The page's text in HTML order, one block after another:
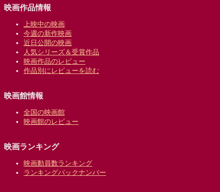
映画作品情報
上映中の映画
今週の新作映画
近日公開の映画
人気シリーズ＆受賞作品
映画作品のレビュー
作品別にレビューを読む
映画館情報
全国の映画館
映画館のレビュー
映画ランキング
映画動員数ランキング
ランキングバックナンバー